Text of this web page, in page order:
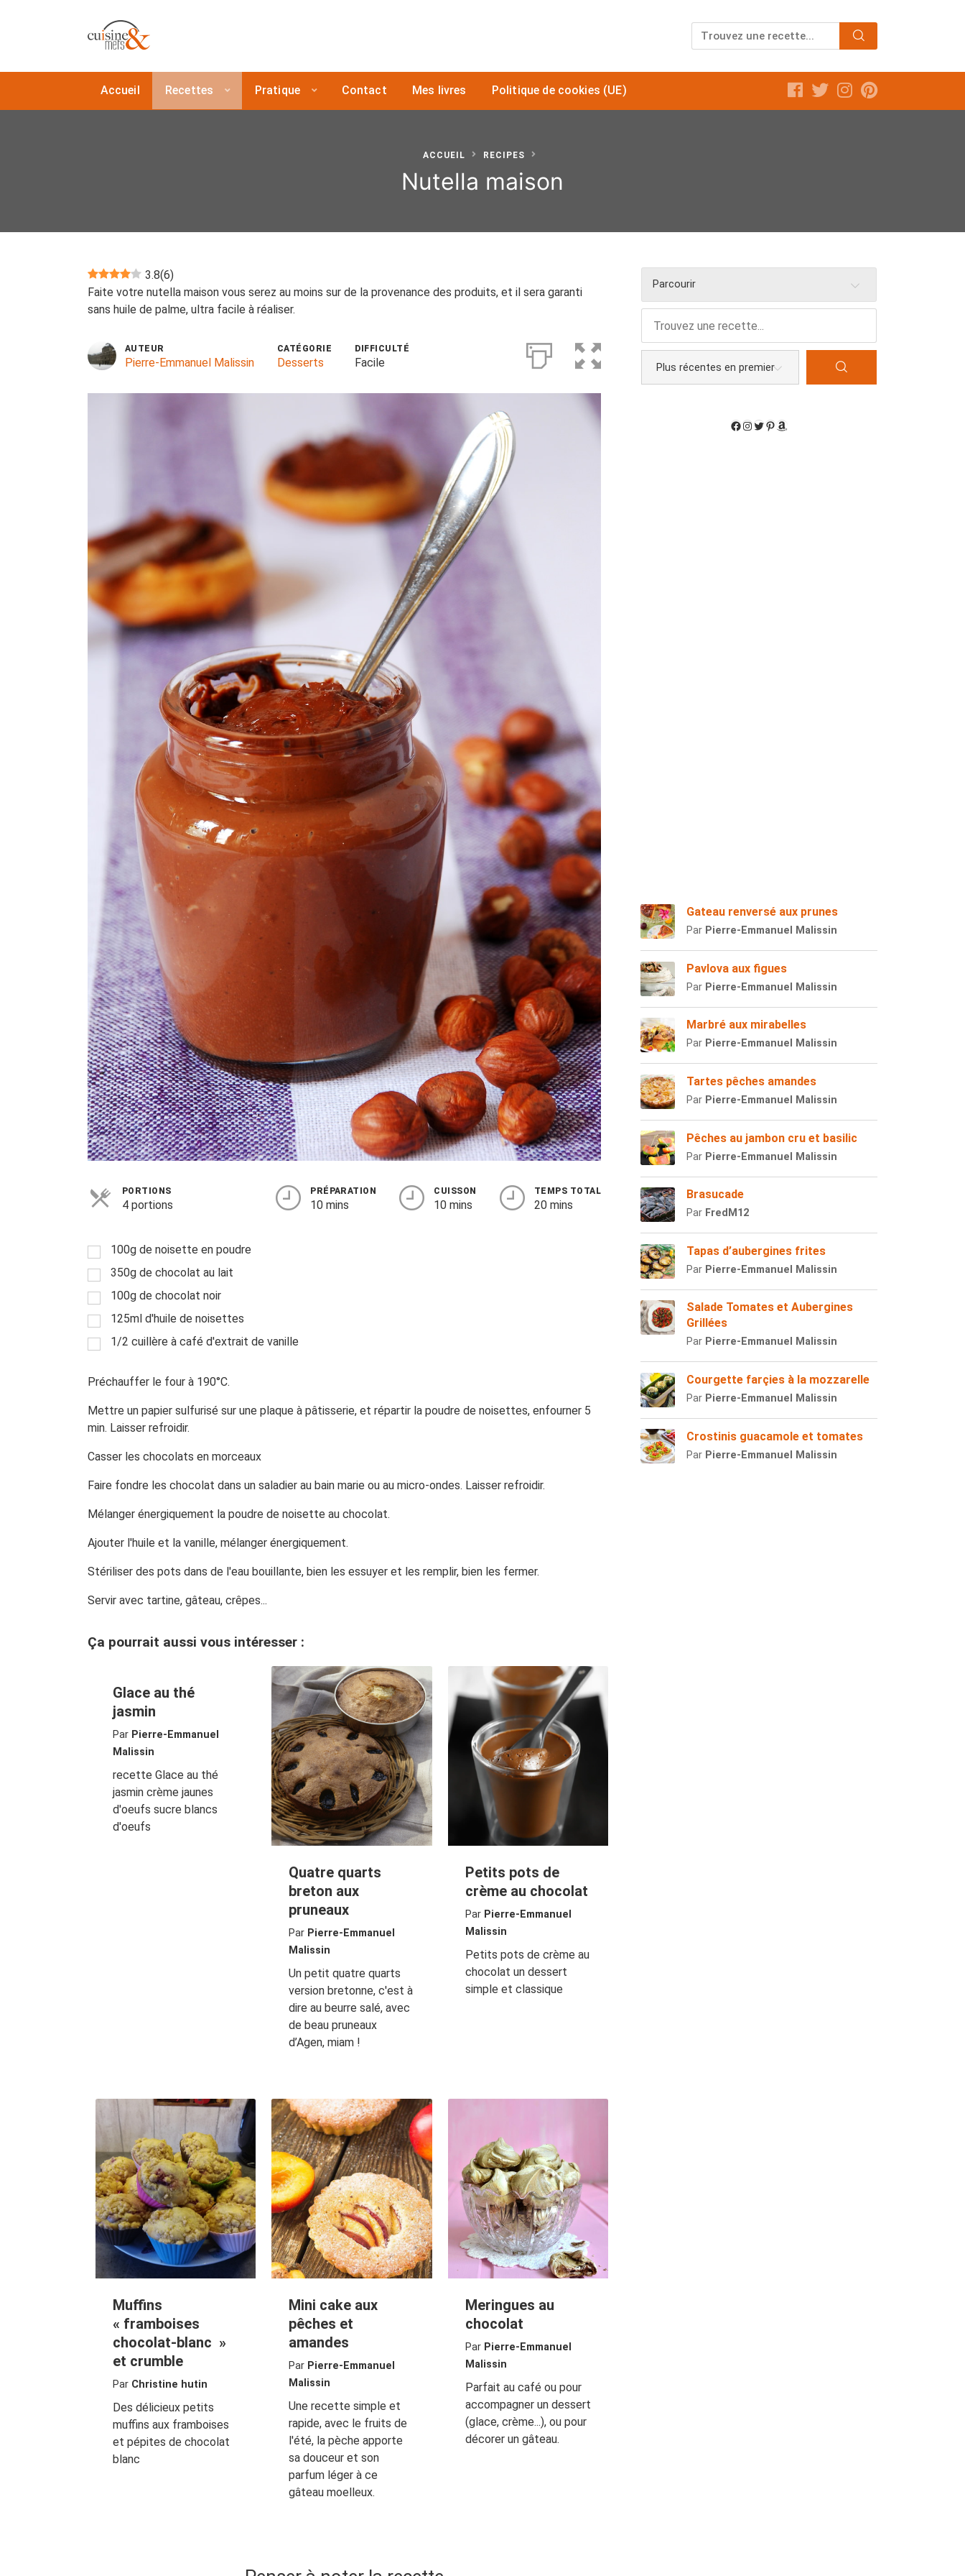
Accueil Recettes Pratique Contact Mes livres Politique de cookies (UE)
ACCUEIL RECIPES
Nutella maison
3.8(6)
Faite votre nutella maison vous serez au moins sur de la provenance des produits, et il sera garanti
sans huile de palme, ultra facile à réaliser.
AUTEUR
Pierre-Emmanuel Malissin
CATÉGORIE
Desserts
DIFFICULTÉ
Facile
PORTIONS
4 portions
PRÉPARATION
10 mins
CUISSON
10 mins
TEMPS TOTAL
20 mins
100g de noisette en poudre
350g de chocolat au lait
100g de chocolat noir
125ml d'huile de noisettes
1/2 cuillère à café d'extrait de vanille
Préchauffer le four à 190°C.
Mettre un papier sulfurisé sur une plaque à pâtisserie, et répartir la poudre de noisettes, enfourner 5
min. Laisser refroidir.
Casser les chocolats en morceaux
Faire fondre les chocolat dans un saladier au bain marie ou au micro-ondes. Laisser refroidir.
Mélanger énergiquement la poudre de noisette au chocolat.
Ajouter l'huile et la vanille, mélanger énergiquement.
Stériliser des pots dans de l'eau bouillante, bien les essuyer et les remplir, bien les fermer.
Servir avec tartine, gâteau, crêpes...
Ça pourrait aussi vous intéresser :
Glace au thé
jasmin
Par Pierre-Emmanuel
Malissin
recette Glace au thé
jasmin crème jaunes
d'oeufs sucre blancs
d'oeufs
Quatre quarts
breton aux
pruneaux
Par Pierre-Emmanuel
Malissin
Un petit quatre quarts
version bretonne, c'est à
dire au beurre salé, avec
de beau pruneaux
d’Agen, miam !
Petits pots de
crème au chocolat
Par Pierre-Emmanuel
Malissin
Petits pots de crème au
chocolat un dessert
simple et classique
Muffins
« framboises
chocolat-blanc »
et crumble
Par Christine hutin
Des délicieux petits
muffins aux framboises
et pépites de chocolat
blanc
Mini cake aux
pêches et
amandes
Par Pierre-Emmanuel
Malissin
Une recette simple et
rapide, avec le fruits de
l'été, la pèche apporte
sa douceur et son
parfum léger à ce
gâteau moelleux.
Meringues au
chocolat
Par Pierre-Emmanuel
Malissin
Parfait au café ou pour
accompagner un dessert
(glace, crème...), ou pour
décorer un gâteau.
Parcourir
Gateau renversé aux prunes
Par Pierre-Emmanuel Malissin
Pavlova aux figues
Par Pierre-Emmanuel Malissin
Marbré aux mirabelles
Par Pierre-Emmanuel Malissin
Tartes pêches amandes
Par Pierre-Emmanuel Malissin
Pêches au jambon cru et basilic
Par Pierre-Emmanuel Malissin
Brasucade
Par FredM12
Tapas d’aubergines frites
Par Pierre-Emmanuel Malissin
Salade Tomates et Aubergines
Grillées
Par Pierre-Emmanuel Malissin
Courgette farçies à la mozzarelle
Par Pierre-Emmanuel Malissin
Crostinis guacamole et tomates
Par Pierre-Emmanuel Malissin